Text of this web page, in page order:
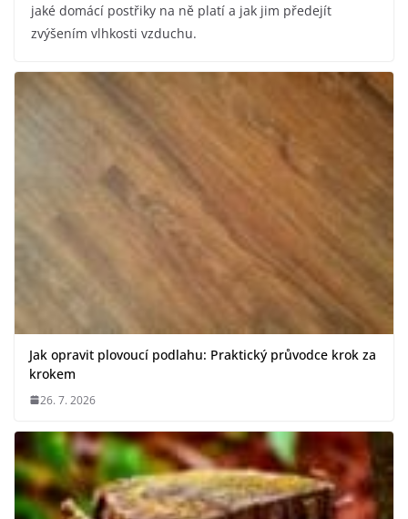
jaké domácí postřiky na ně platí a jak jim předejít
zvýšením vlhkosti vzduchu.
Jak opravit plovoucí podlahu: Praktický průvodce krok za
krokem
26. 7. 2026